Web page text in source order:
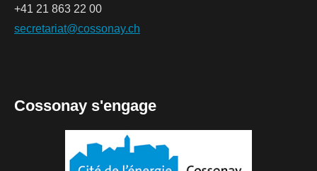
+41 21 863 22 00
secretariat@cossonay.ch
Cossonay s'engage